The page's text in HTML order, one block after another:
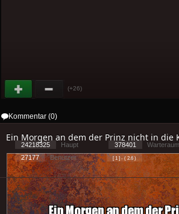
(+26)
Kommentar (0)
Ein Morgen an dem der Prinz nicht in die
24218325 Haupt 378401
Warteraum
27177
Benutzer [ 1 ] - ( 2.6 )